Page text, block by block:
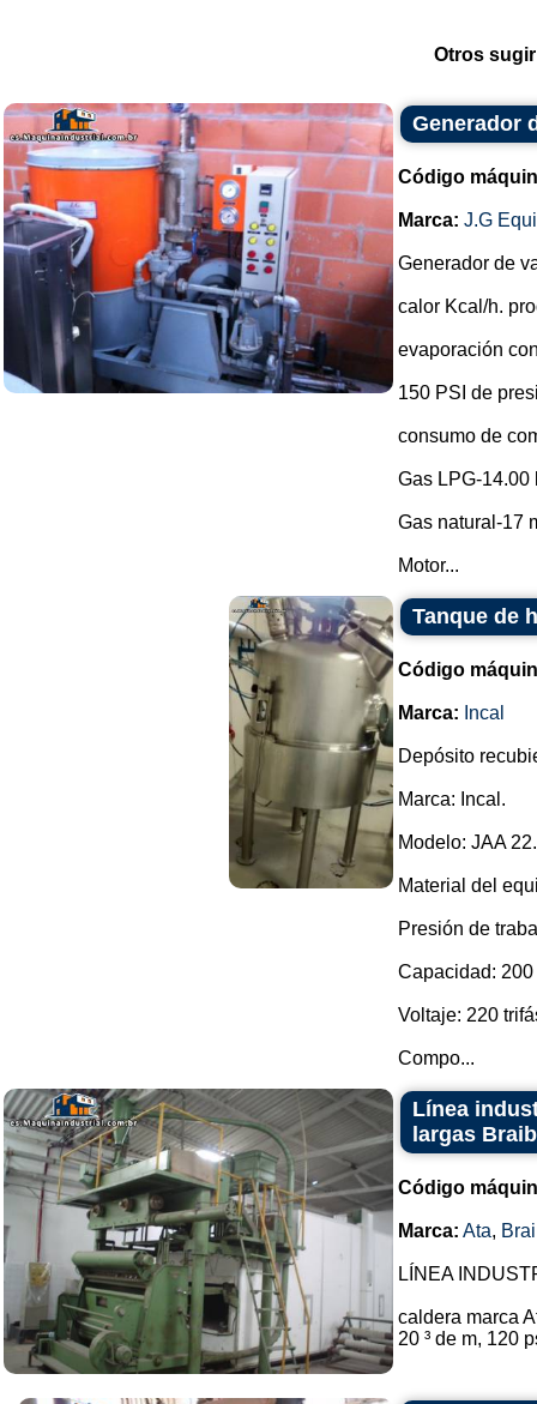
Otros
Generador
Código
Marca: J.G
Generador de
calor Kcal/h.
evaporación
150 PSI de
consumo de
Gas LPG-14.00
Gas natural-17
Motor...
Tanque de
Código
Marca: Incal
Depósito
Marca: Incal.
Modelo: JAA 22.
Material del
Presión de
Capacidad: 200
Voltaje: 220
Compo...
Línea
largas
Código
Marca: Ata,
LÍNEA
caldera marca
20 ³ de m, 120